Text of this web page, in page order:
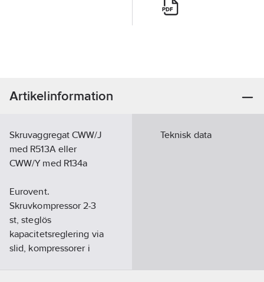
Artikelinformation
Skruvaggregat CWW/J
med R513A eller
CWW/Y med R134a
Eurovent.
Skruvkompressor 2-3
st, steglös
kapacitetsreglering via
slid, kompressorer i
Teknisk data